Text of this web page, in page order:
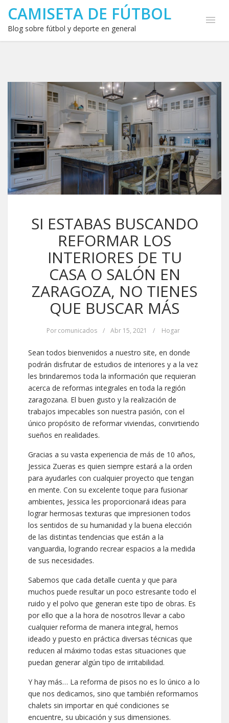
CAMISETA DE FÚTBOL
Blog sobre fútbol y deporte en general
SI ESTABAS BUSCANDO
REFORMAR LOS
INTERIORES DE TU
CASA O SALÓN EN
ZARAGOZA, NO TIENES
QUE BUSCAR MÁS
Porcomunicados / Abr 15, 2021 / Hogar
Sean todos bienvenidos a nuestro site, en donde
podrán disfrutar de estudios de interiores y a la vez
les brindaremos toda la información que requieran
acerca de reformas integrales en toda la región
zaragozana. El buen gusto y la realización de
trabajos impecables son nuestra pasión, con el
único propósito de reformar viviendas, convirtiendo
sueños en realidades.
Gracias a su vasta experiencia de más de 10 años,
Jessica Zueras es quien siempre estará a la orden
para ayudarles con cualquier proyecto que tengan
en mente. Con su excelente toque para fusionar
ambientes, Jessica les proporcionará ideas para
lograr hermosas texturas que impresionen todos
los sentidos de su humanidad y la buena elección
de las distintas tendencias que están a la
vanguardia, logrando recrear espacios a la medida
de sus necesidades.
Sabemos que cada detalle cuenta y que para
muchos puede resultar un poco estresante todo el
ruido y el polvo que generan este tipo de obras. Es
por ello que a la hora de nosotros llevar a cabo
cualquier reforma de manera integral, hemos
ideado y puesto en práctica diversas técnicas que
reducen al máximo todas estas situaciones que
puedan generar algún tipo de irritabilidad.
Y hay más… La reforma de pisos no es lo único a lo
que nos dedicamos, sino que también reformamos
chalets sin importar en qué condiciones se
encuentre, su ubicación y sus dimensiones.